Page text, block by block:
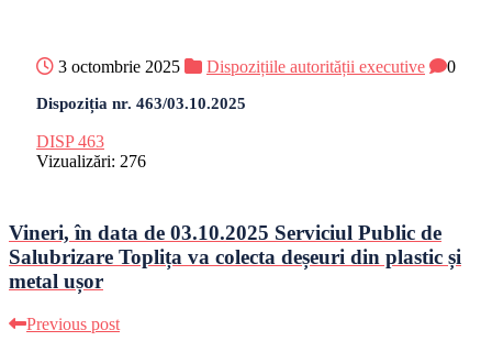
3 octombrie 2025 Dispozițiile autorității executive 0
Dispoziția nr. 463/03.10.2025
DISP 463
Vizualizări: 276
Vineri, în data de 03.10.2025 Serviciul Public de
Salubrizare Toplița va colecta deșeuri din plastic și
metal ușor
Previous post